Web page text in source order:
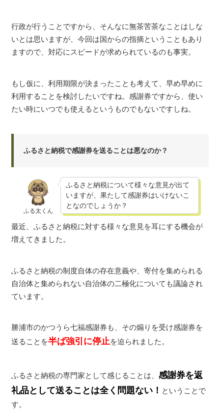
行政が行うことですから、そんなに無茶苦茶なことはしな
いとは思いますが、今回は国からの指摘ということもあり
ますので、対応にスピードが求められているのも事実。
もし仮に、利用期限が決まったことも考えて、早め早めに
利用することを検討したいですね。感謝券ですから、使い
たい時にいつでも使えるというものでもないですしね。
ふるさと納税で感謝券を送ることは悪なのか？
ふる太くん
ふるさと納税について様々な意見が出て
いますが、果たして感謝券はいけないこ
となのでしょうか？
最近、ふるさと納税に対する様々な意見を耳にする機会が
増えてきました。
ふるさと納税の制度自体の存在意義や、寄付を集められる
自治体と集められない自治体の二極化についても議論され
ています。
勝浦市のかつうら七福感謝券も、その煽りを受け感謝券を
送ることを半ば強引に停止を迫られました。
ふるさと納税の専門家として感じることは、 感謝券を返
礼品として送ることは全く問題ない！ ということで
す。